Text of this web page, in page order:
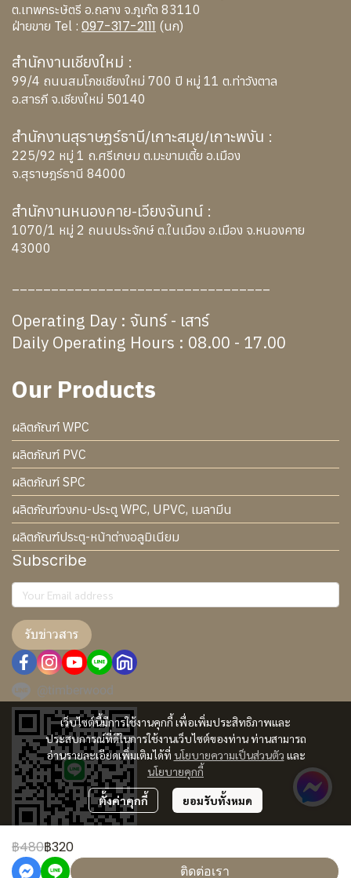
฿480฿320
ติดต่อเรา
เว็บไซต์นี้มีการใช้งานคุกกี้ เพื่อเพิ่มประสิทธิภาพและ
ประสบการณ์ที่ดีในการใช้งานเว็บไซต์ของท่าน ท่านสามารถ
อ่านรายละเอียดเพิ่มเติมได้ที่ นโยบายความเป็นส่วนตัว และ
นโยบายคุกกี้
ตั้งค่าคุกกี้ ยอมรับทั้งหมด
ต.เทพกระษัตรี อ.ถลาง จ.ภูเก๊ต 83110
ฝ่ายขาย Tel : 097-317-2111 (นก)
สำนักงานเชียงใหม่ :
99/4 ถนนสมโภชเชียงใหม่ 700 ปี หมู่ 11 ต.ท่าวังตาล
อ.สารภี จ.เชียงใหม่ 50140
สำนักงานสุราษฏร์ธานี/เกาะสมุย/เกาะพงัน :
225/92 หมู่ 1 ถ.ศรีเกษม ต.มะขามเตี้ย อ.เมือง
จ.สุราษฎร์ธานี 84000
สำนักงานหนองคาย-เวียงจันทน์ :
1070/1 หมู่ 2 ถนนประจักษ์ ต.ในเมือง อ.เมือง จ.หนองคาย
43000
Operating Day : จันทร์ - เสาร์
Daily Operating Hours : 08.00 - 17.00
Our Products
ผลิตภัณฑ์ WPC
ผลิตภัณฑ์ PVC
ผลิตภัณฑ์ SPC
ผลิตภัณฑ์วงกบ-ประตู WPC, UPVC, เมลามีน
ผลิตภัณฑ์ประตู-หน้าต่างอลูมิเนียม
Subscribe
รับข่าวสาร
@timberwood
Copyright © 2024 TimberWood Co., Ltd. | All Rights Reserved